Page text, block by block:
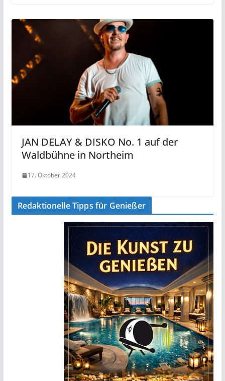
JAN DELAY & DISKO No. 1 auf der
Waldbühne in Northeim
17. Oktober 2024
Redaktionelle Tipps für Genießer